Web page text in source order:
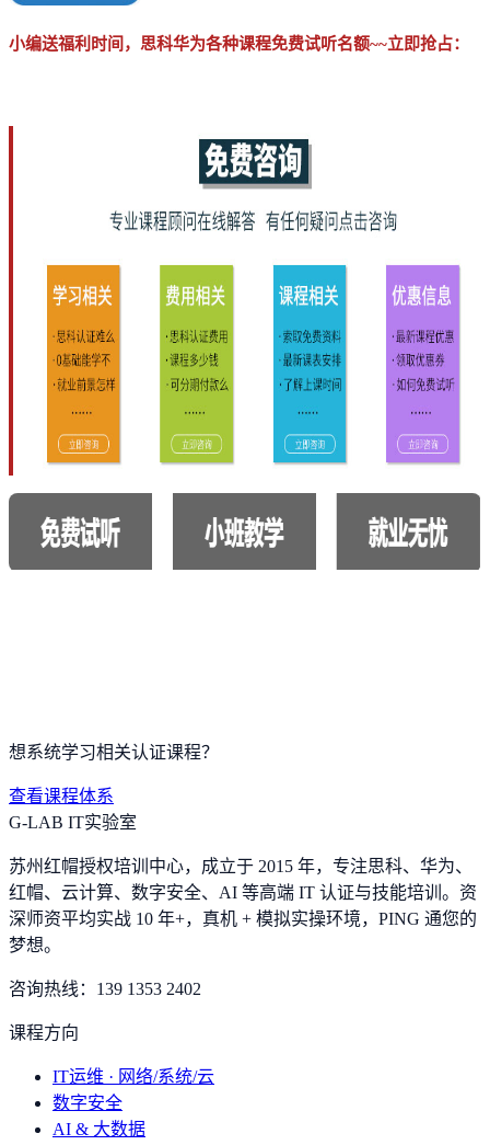
小编送福利时间，思科华为各种课程免费试听名额~~立即抢占：
想系统学习相关认证课程？
查看课程体系
G-LAB IT实验室
苏州红帽授权培训中心，成立于 2015 年，专注思科、华为、
红帽、云计算、数字安全、AI 等高端 IT 认证与技能培训。资
深师资平均实战 10 年+，真机 + 模拟实操环境， PING 通您的
梦想。
咨询热线： 139 1353 2402
课程方向
IT运维 · 网络/系统/云
数字安全
AI & 大数据